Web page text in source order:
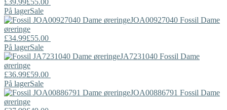
På lagerSale
JOA00927040 Fossil Dame
øreringe
£34.99£55.00
På lagerSale
JA7231040 Fossil Dame
øreringe
£36.99£59.00
På lagerSale
JOA00886791 Fossil Dame
øreringe